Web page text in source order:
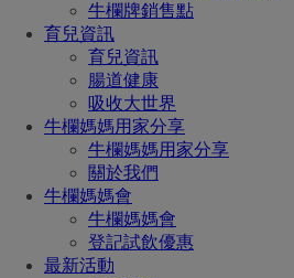
牛欄牌銷售點
育兒資訊
育兒資訊
腸道健康
吸收大世界
牛欄媽媽用家分享
牛欄媽媽用家分享
關於我們
牛欄媽媽會
牛欄媽媽會
登記試飲優惠
最新活動